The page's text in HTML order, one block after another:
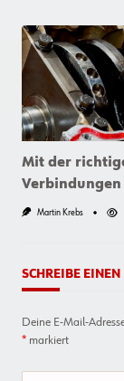
Mit der
Verbindungen
Martin Krebs
SCHREIBE
Deine E-Mail-
* markiert